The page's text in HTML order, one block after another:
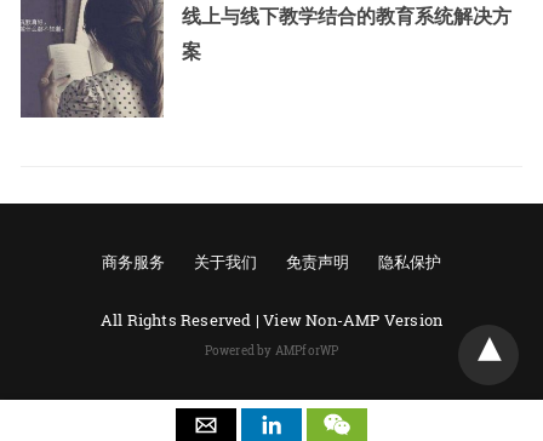
线上与线下教学结合的教育系统解决方
案
商务服务 关于我们 免责声明 隐私保护
All Rights Reserved |View Non-AMP Version
Powered by AMPforWP